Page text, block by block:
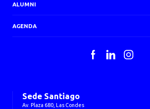
ALUMNI
AGENDA
FacebookLinkedInInstagram
Sede Santiago
Av. Plaza 680, Las Condes